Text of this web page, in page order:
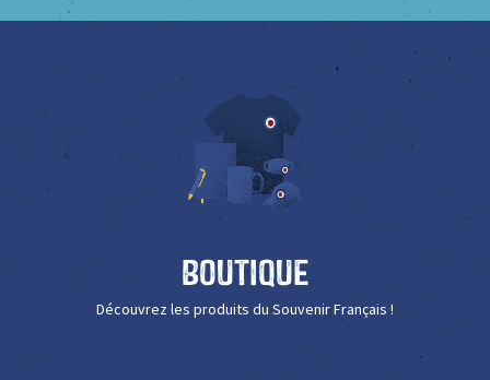
Boutique
Découvrez les produits du Souvenir Français !